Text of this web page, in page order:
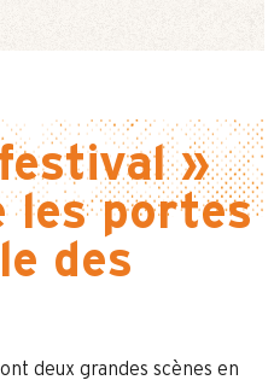
»
les portes
des
deux grandes scènes en